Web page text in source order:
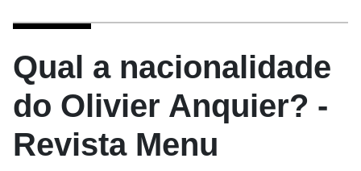
Qual a nacionalidade
do Olivier Anquier? -
Revista Menu